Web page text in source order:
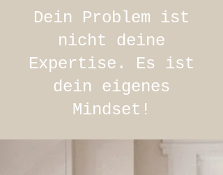
Dein Problem ist
nicht deine
Expertise. Es ist
dein eigenes
Mindset!